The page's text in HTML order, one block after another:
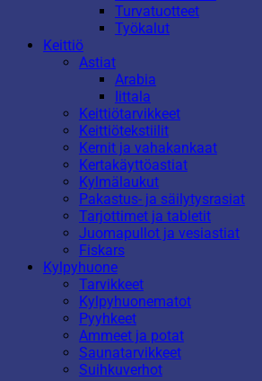
Turvatuotteet
Työkalut
Keittiö
Astiat
Arabia
Iittala
Keittiötarvikkeet
Keittiötekstiilit
Kernit ja vahakankaat
Kertakäyttöastiat
Kylmälaukut
Pakastus- ja säilytysrasiat
Tarjottimet ja tabletit
Juomapullot ja vesiastiat
Fiskars
Kylpyhuone
Tarvikkeet
Kylpyhuonematot
Pyyhkeet
Ammeet ja potat
Saunatarvikkeet
Suihkuverhot